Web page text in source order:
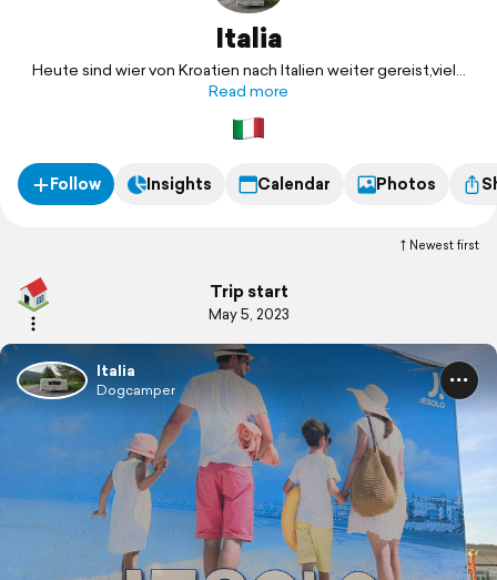
Italia
Heute sind wier von Kroatien nach Italien weiter gereist,viele
Camping sind noch geschlossen und die Strände werden
hergerichtet,bleiben 2Nächte und dann geht es weiter.
Read more
Follow Insights Calendar Photos
Newest first
Trip start
May 5, 2023
Italia
Dogcamper